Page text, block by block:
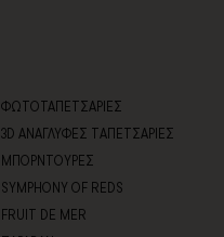
ΦΩΤΟΤΑΠΕΤΣΑΡΙΕΣ
3D AΝΑΓΛΥΦΕΣ TΑΠΕΤΣΑΡΙΕΣ
ΜΠΟΡΝΤΟΥΡΕΣ
SYMPHONY OF REDS
FRUIT DE MER